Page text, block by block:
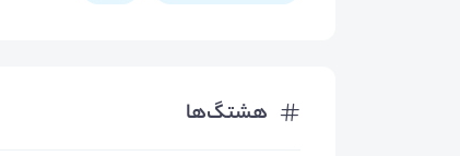
هشتگ‌ها